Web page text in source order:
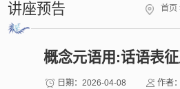
讲座预告 首页
概念元语用:话语表
日期：2026-04-08 作者：